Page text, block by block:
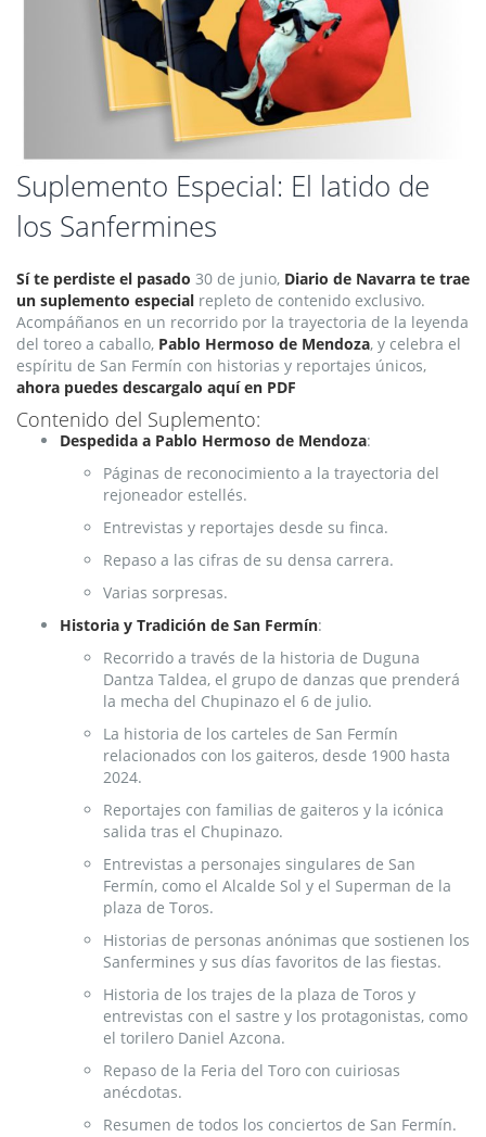
Suplemento Especial: El latido de
los Sanfermines
Sí te perdiste el pasado 30 de junio, Diario de Navarra te trae
un suplemento especial repleto de contenido exclusivo.
Acompáñanos en un recorrido por la trayectoria de la leyenda
del toreo a caballo, Pablo Hermoso de Mendoza, y celebra el
espíritu de San Fermín con historias y reportajes únicos,
ahora puedes descargalo aquí en PDF
Contenido del Suplemento:
Despedida a Pablo Hermoso de Mendoza:
Páginas de reconocimiento a la trayectoria del
rejoneador estellés.
Entrevistas y reportajes desde su finca.
Repaso a las cifras de su densa carrera.
Varias sorpresas.
Historia y Tradición de San Fermín:
Recorrido a través de la historia de Duguna
Dantza Taldea, el grupo de danzas que prenderá
la mecha del Chupinazo el 6 de julio.
La historia de los carteles de San Fermín
relacionados con los gaiteros, desde 1900 hasta
2024.
Reportajes con familias de gaiteros y la icónica
salida tras el Chupinazo.
Entrevistas a personajes singulares de San
Fermín, como el Alcalde Sol y el Superman de la
plaza de Toros.
Historias de personas anónimas que sostienen los
Sanfermines y sus días favoritos de las fiestas.
Historia de los trajes de la plaza de Toros y
entrevistas con el sastre y los protagonistas, como
el torilero Daniel Azcona.
Repaso de la Feria del Toro con cuiriosas
anécdotas.
Resumen de todos los conciertos de San Fermín.
Saltar
al
comienzo
de
galería
de
imágenes